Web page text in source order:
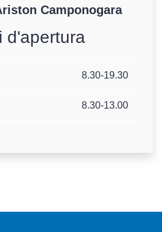
Camponogara
d'apertura
8.30-19.30
8.30-13.00